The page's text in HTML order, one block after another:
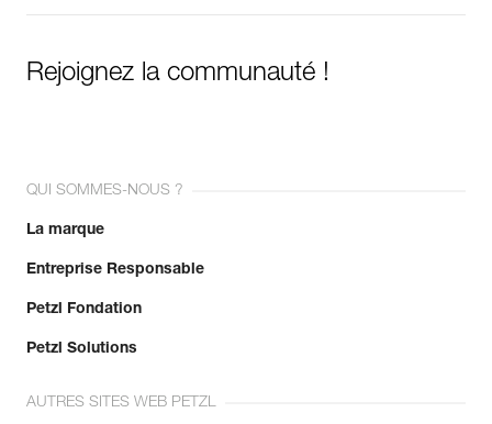
Rejoignez la communauté !
QUI SOMMES-NOUS ?
La marque
Entreprise Responsable
Petzl Fondation
Petzl Solutions
AUTRES SITES WEB PETZL